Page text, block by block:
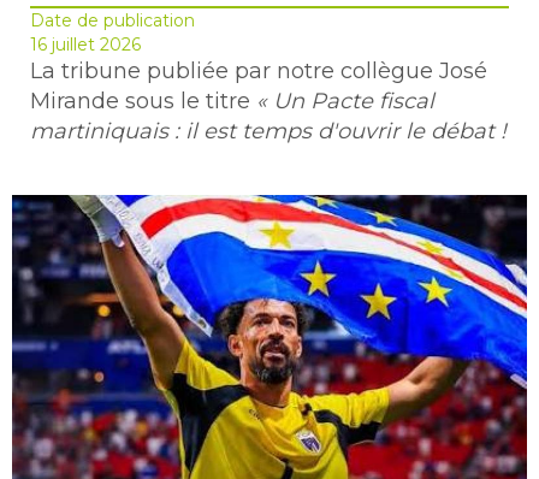
Date de publication
16 juillet 2026
La tribune publiée par notre collègue José
Mirande sous le titre « Un Pacte fiscal
martiniquais : il est temps d'ouvrir le débat !